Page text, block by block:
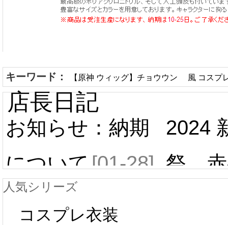
キーワード： 【原神 ウィッグ】チョウウン 風 コスプ
店長日記
お知らせ：納期
について[01-28]
中国旧正月の影
2024
祭 赤
人気シリーズ
コスプレ衣装